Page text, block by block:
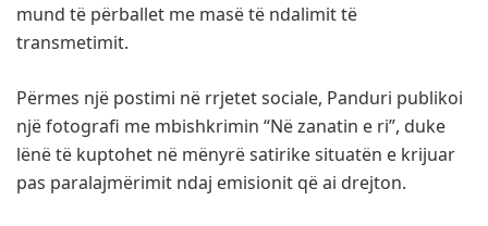
mund të përballet me masë të ndalimit të
transmetimit.
Përmes një postimi në rrjetet sociale, Panduri publikoi
një fotografi me mbishkrimin “Në zanatin e ri”, duke
lënë të kuptohet në mënyrë satirike situatën e krijuar
pas paralajmërimit ndaj emisionit që ai drejton.